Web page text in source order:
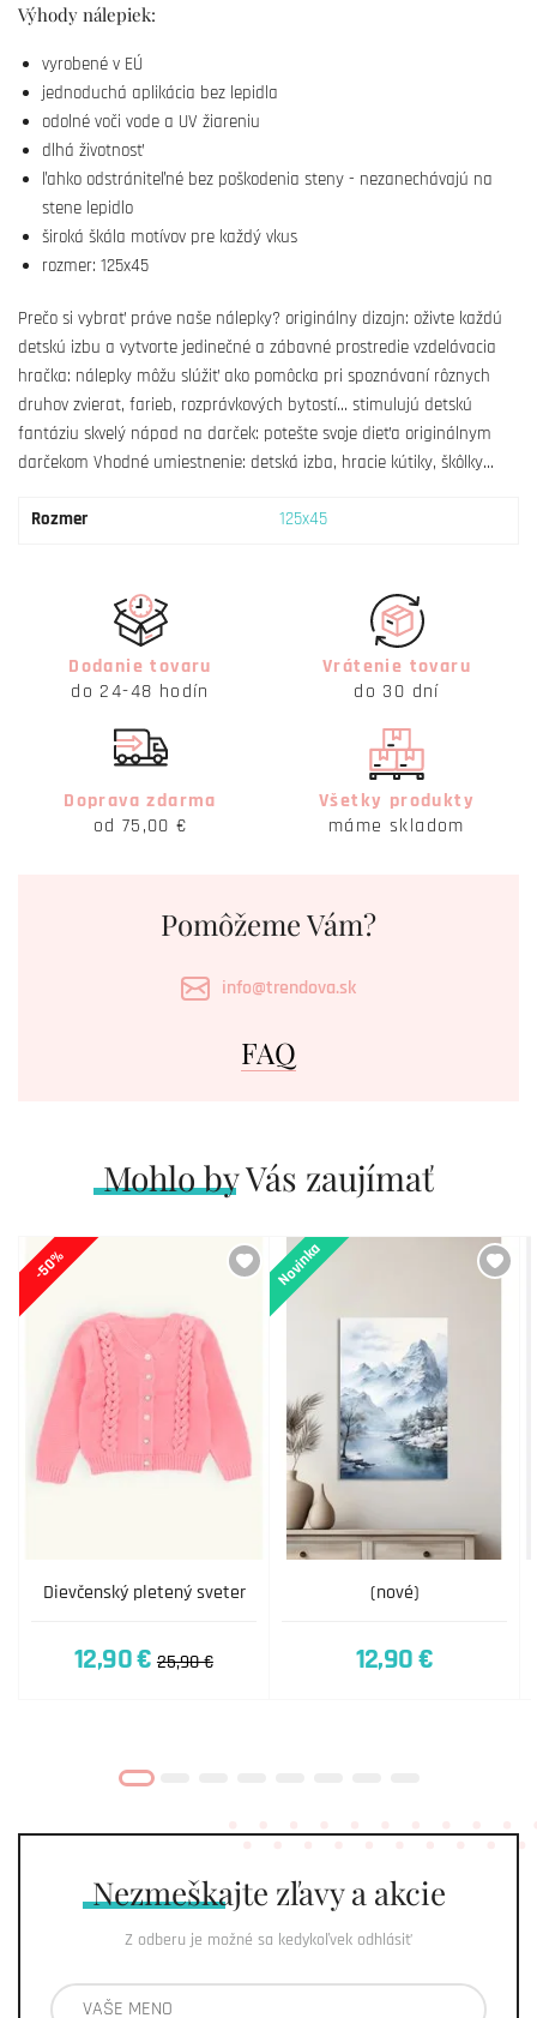
Výhody nálepiek:
vyrobené v EÚ
jednoduchá aplikácia bez lepidla
odolné voči vode a UV žiareniu
dlhá životnosť
ľahko odstrániteľné bez poškodenia steny - nezanechávajú na
stene lepidlo
široká škála motívov pre každý vkus
rozmer: 125x45
Prečo si vybrať práve naše nálepky? originálny dizajn: oživte každú
detskú izbu a vytvorte jedinečné a zábavné prostredie vzdelávacia
hračka: nálepky môžu slúžiť ako pomôcka pri spoznávaní rôznych
druhov zvierat, farieb, rozprávkových bytostí... stimulujú detskú
fantáziu skvelý nápad na darček: potešte svoje dieťa originálnym
darčekom Vhodné umiestnenie: detská izba, hracie kútiky, škôlky...
Rozmer 125x45
Dodanie tovaru
do 24-48 hodín
Vrátenie tovaru
do 30 dní
Doprava zdarma
od 75,00 €
Všetky produkty
máme skladom
Pomôžeme Vám?
info@trendova.sk
FAQ
Mohlo by Vás zaujímať
Dievčenský pletený sveter
-50%
12,90 € 25,90 €
(nové)
Novinka
12,90 €
Nezmeškajte zľavy a akcie
Z odberu je možné sa kedykoľvek odhlásiť